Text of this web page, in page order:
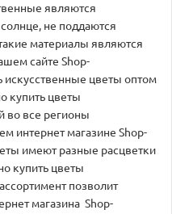
являются
не поддаются
материалы являются
сайте Shop-
цветы оптом
купить цветы
во все регионы
интернет магазине Shop-
имеют разные расцветки
купить цветы
позволит
магазина Shop-